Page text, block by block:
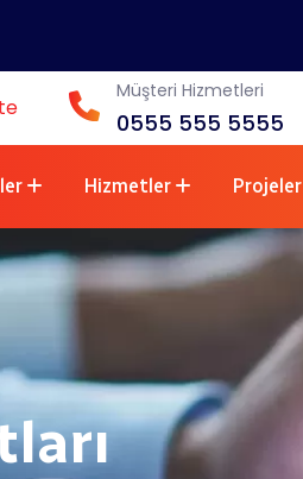
Müşteri Hizmetleri
0555 555 5555
Hizmetler Projeler